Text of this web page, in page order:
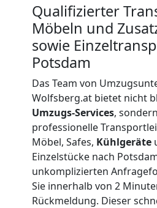
Qualifizierter
Möbeln und
sowie
Potsdam
Das Team von
Wolfsberg.at bietet nicht
Umzugs-Services,
professionelle
Möbel, Safes, Kühlgeräte
Einzelstücke nach
unkomplizierten
Sie innerhalb von 2
Rückmeldung. Dieser
Wolfsberg
Umzug
und
Lagerung
Wolfsberg